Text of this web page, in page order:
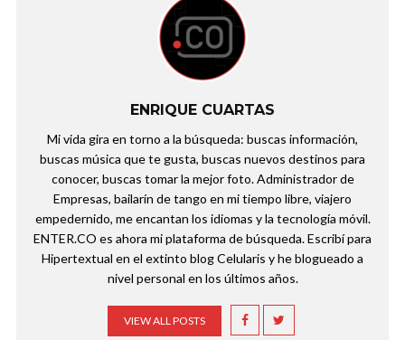
ENRIQUE CUARTAS
Mi vida gira en torno a la búsqueda: buscas información,
buscas música que te gusta, buscas nuevos destinos para
conocer, buscas tomar la mejor foto. Administrador de
Empresas, bailarín de tango en mi tiempo libre, viajero
empedernido, me encantan los idiomas y la tecnología móvil.
ENTER.CO es ahora mi plataforma de búsqueda. Escribí para
Hipertextual en el extinto blog Celularis y he blogueado a
nivel personal en los últimos años.
VIEW ALL POSTS